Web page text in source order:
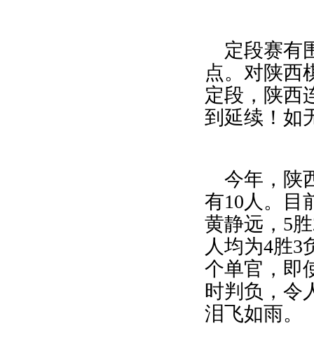
定段赛有
点。对陕西
定段，陕西
到延续！如
今年，陕
有10人。目
黄静远， 5胜
人均为4胜3
个单官，即
时判负，令
泪飞如雨。